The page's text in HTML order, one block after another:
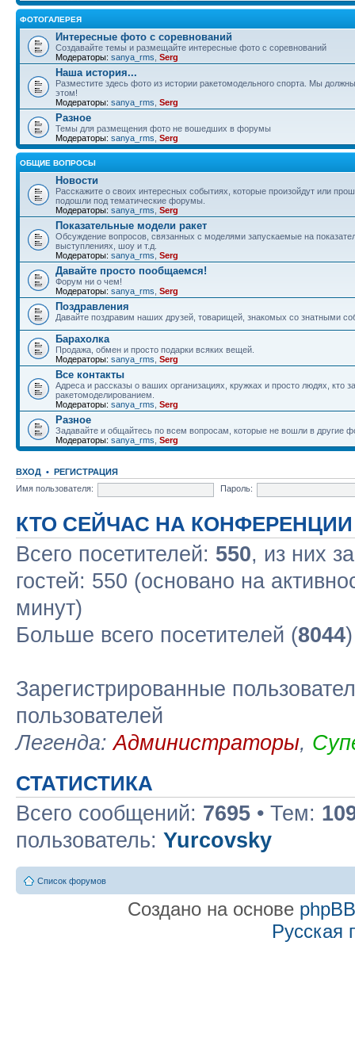
ФОТОГАЛЕРЕЯ
Интересные фото с соревнований
Создавайте темы и размещайте интересные фото с соревнований
Модераторы: sanya_rms Serg
Наша история...
Разместите здесь фото из истории ракетомодельного спорта. Мы
этом!
Модераторы: sanya_rms Serg
Разное
Темы для размещения фото не вошедших в форумы
Модераторы: sanya_rms Serg
ОБЩИЕ ВОПРОСЫ
Новости
Расскажите о своих интересных событиях, которые произойдут или
подошли под тематические форумы.
Модераторы: sanya_rms Serg
Показательные модели ракет
Обсуждение вопросов, связанных с моделями запускаемые на
выступлениях, шоу и т.д.
Модераторы: sanya_rms Serg
Давайте просто пообщаемся!
Форум ни о чем!
Модераторы: sanya_rms Serg
Поздравления
Давайте поздравим наших друзей, товарищей, знакомых со знатными
Барахолка
Продажа, обмен и просто подарки всяких вещей.
Модераторы: sanya_rms Serg
Все контакты
Адреса и рассказы о ваших организациях, кружках и просто людях, кто
ракетомоделированием.
Модераторы: sanya_rms Serg
Разное
Задавайте и общайтесь по всем вопросам, которые не вошли в другие
Модераторы: sanya_rms Serg
ВХОД • РЕГИСТРАЦИЯ
Имя пользователя:
Пароль:
КТО СЕЙЧАС НА КОНФЕРЕНЦИИ
Всего посетителей: 550, из них
гостей: 550 (основано на
минут)
Больше всего посетителей (8044
Зарегистрированные
пользователей
Легенда:Администраторы,
СТАТИСТИКА
Всего сообщений: 7695 • Тем:
пользователь: Yurcovsky
Список форумов
Создано на основе phpBB
Русская